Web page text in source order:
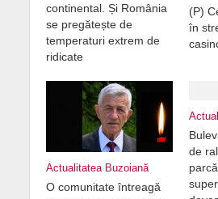
continental. Și România
se pregătește de
temperaturi extrem de
ridicate
(P)
în
Actualitatea Buzoiană
O comunitate întreagă
de